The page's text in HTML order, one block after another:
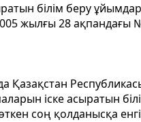
білім беру
жылғы 28
Қазақстан
iске асыратын
соң қолданысқа